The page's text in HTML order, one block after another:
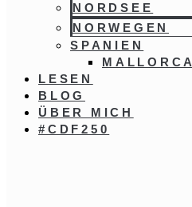
NORDSEE
NORWEGEN
SPANIEN
MALLORCA
LESEN
BLOG
ÜBER MICH
#CDF250